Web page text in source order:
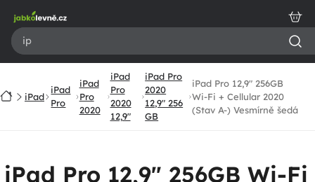
obsah
DomůiPad
iPad
Pro
iPad
Pro
2020
iPad
Pro
2020
12,9"
iPad Pro
2020
12,9" 256
GB
iPad Pro 12,9" 256GB
Wi-Fi + Cellular 2020
(Stav A-) Vesmírně šedá
iPad Pro 12,9" 256GB Wi-Fi